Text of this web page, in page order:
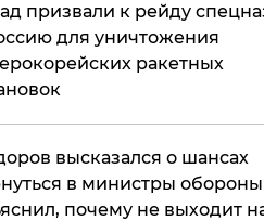
призвали к рейду
для уничтожения
ракетных
высказался о шансах
в министры
почему не выходит